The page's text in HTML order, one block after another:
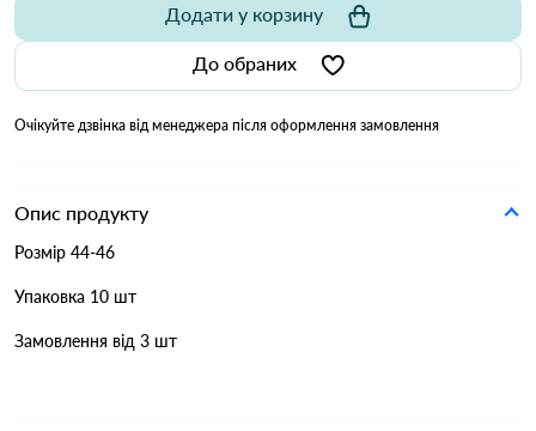
До обраних
Додати у корзину
Очікуйте дзвінка від менеджера після оформлення замовлення
Опис продукту
Розмір 44-46
Упаковка 10 шт
Замовлення від 3 шт